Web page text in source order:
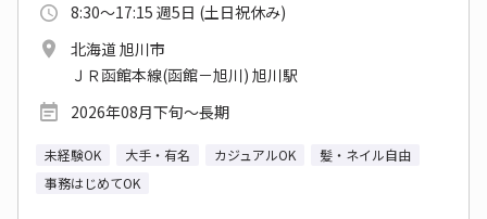
8:30～17:15 週5日 (土日祝休み)
北海道 旭川市
ＪＲ函館本線(函館－旭川) 旭川駅
2026年08月下旬～長期
未経験OK 大手・有名 カジュアルOK
髪・ネイル自由
事務はじめてOK